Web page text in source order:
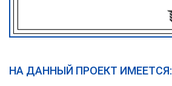
НА ДАННЫЙ ПРОЕКТ ИМЕЕТСЯ: